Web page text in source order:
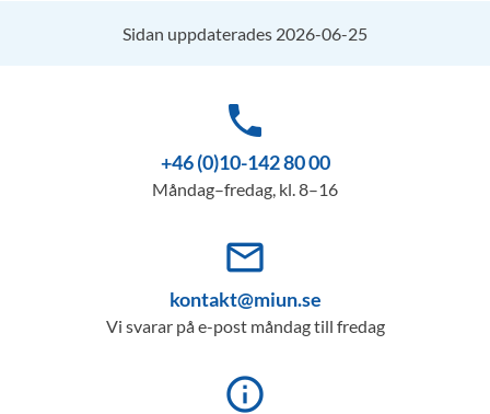
Sidan uppdaterades 2026-06-25
phone
+46 (0)10-142 80 00
Måndag–fredag, kl. 8–16
mail_outline
kontakt@miun.se
Vi svarar på e-post måndag till fredag
info_outline